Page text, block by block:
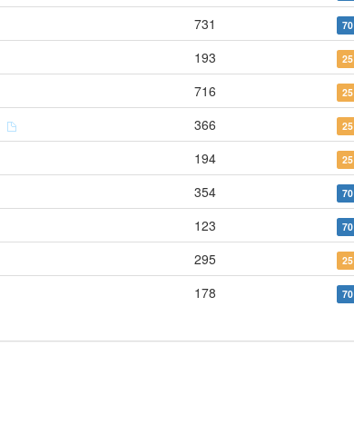
731 70
193 25
716 25
366 25
194 25
354 70
123 70
295 25
178 70